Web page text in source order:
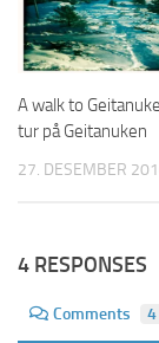
A walk to
tur på Geitanuken
27. DESEMBER
4 RESPONSES
Comments 4